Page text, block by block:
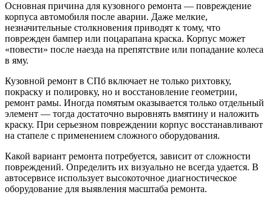
Основная причина для кузовного ремонта — повреждение
корпуса автомобиля после аварии. Даже мелкие,
незначительные столкновения приводят к тому, что
поврежден бампер или поцарапана краска. Корпус может
«повести» после наезда на препятствие или попадание колеса
в яму.
Кузовной ремонт в СПб включает не только рихтовку,
покраску и полировку, но и восстановление геометрии,
ремонт рамы. Иногда помятым оказывается только отдельный
элемент — тогда достаточно выровнять вмятину и наложить
краску. При серьезном повреждении корпус восстанавливают
на стапеле с применением сложного оборудования.
Какой вариант ремонта потребуется, зависит от сложности
повреждений. Определить их визуально не всегда удается. В
автосервисе использует высокоточное диагностическое
оборудование для выявления масштаба ремонта.